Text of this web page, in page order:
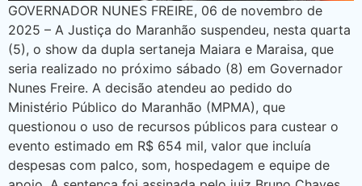
GOVERNADOR NUNES FREIRE, 06 de novembro de
2025 – A Justiça do Maranhão suspendeu, nesta quarta
(5), o show da dupla sertaneja Maiara e Maraisa, que
seria realizado no próximo sábado (8) em Governador
Nunes Freire. A decisão atendeu ao pedido do
Ministério Público do Maranhão (MPMA), que
questionou o uso de recursos públicos para custear o
evento estimado em R$ 654 mil, valor que incluía
despesas com palco, som, hospedagem e equipe de